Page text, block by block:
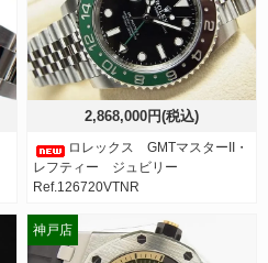
2,868,000円(税込)
ロレックス GMTマスターII・
レフティー ジュビリー
Ref.126720VTNR
神戸店